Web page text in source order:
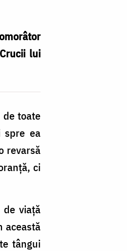
lui
toate
spre ea
revarsă
ci
de viaţă
această
tângui